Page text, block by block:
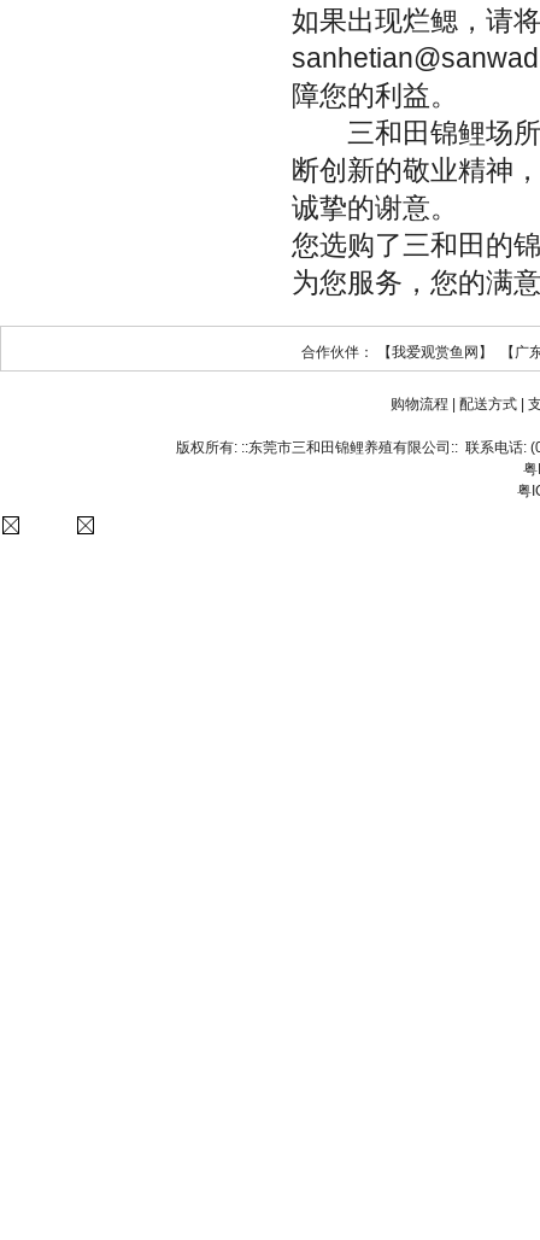
如果出现烂鳃，请
障您的利益。
三和田锦鲤场所
断创新的敬业精神
诚挚的谢意。
您选购了三和田的
为您服务，您的满
合作伙伴： 【我爱观赏鱼网】 【广
购物流程 配送方式|
版权所有: ::东莞市三和田锦鲤养殖有限公司::联系电话:
粤